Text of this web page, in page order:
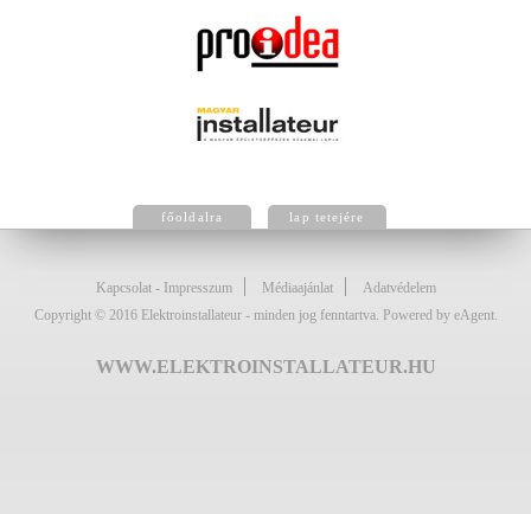
főoldalra lap tetejére
Kapcsolat - Impresszum Médiaajánlat
Adatvédelem
Copyright © 2016 Elektroinstallateur - minden jog fenntartva. Powered by eAgent.
WWW.ELEKTROINSTALLATEUR.HU